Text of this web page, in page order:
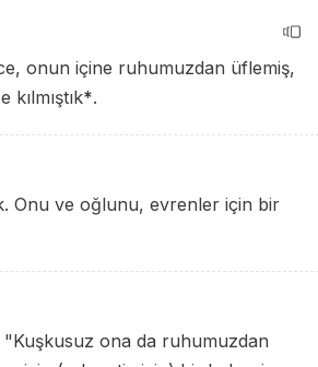
onun içine ruhumuzdan üflemiş,
*.
Onu ve oğlunu, evrenler için bir
"Kuşkusuz ona da ruhumuzdan